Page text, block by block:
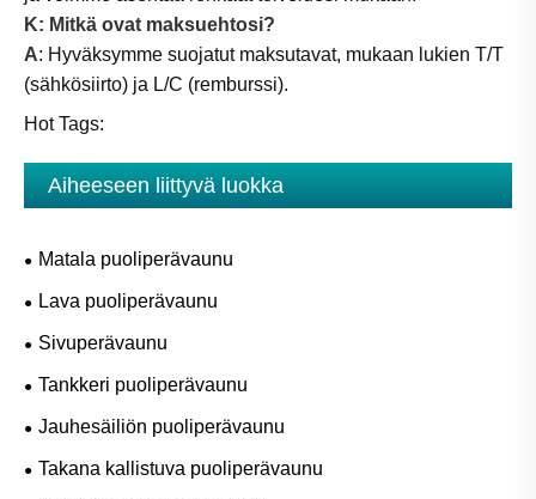
K: Mitkä ovat maksuehtosi?
A: Hyväksymme suojatut maksutavat, mukaan lukien T/T
(sähkösiirto) ja L/C (remburssi).
Hot Tags:
Aiheeseen liittyvä luokka
Matala puoliperävaunu
Lava puoliperävaunu
Sivuperävaunu
Tankkeri puoliperävaunu
Jauhesäiliön puoliperävaunu
Takana kallistuva puoliperävaunu